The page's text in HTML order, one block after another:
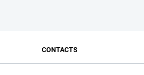
CONTACTS